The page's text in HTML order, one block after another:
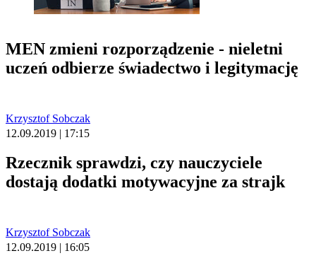
MEN zmieni rozporządzenie - nieletni
uczeń odbierze świadectwo i legitymację
Krzysztof Sobczak
12.09.2019 | 17:15
Rzecznik sprawdzi, czy nauczyciele
dostają dodatki motywacyjne za strajk
Krzysztof Sobczak
12.09.2019 | 16:05